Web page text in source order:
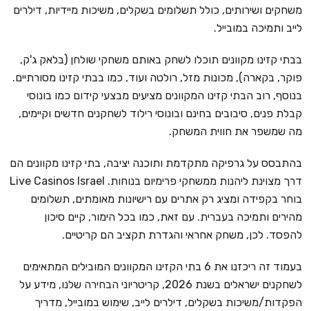
משחקים ושירותים, כולל תשלומים בשקלים, משיכות מיידיות, דילרים
לייב ותמיכה במובייל.
בבתי קזינו מקוונים תוכלו לשחק באותם משחקי שולחן (בלאק ג'ק,
פוקר, בקארה), מכונות מזל, רולטה ועוד, כמו בבתי קזינו מסורתיים.
בנוסף, רוב הבתי קזינו המקוונים מציעים מבצעי קידום כמו בונוסי
קבלת פנים, סיבובים בחינם ובונוסי רילוד לשחקנים חדשים וקיימים,
מה שמשפר את חווית המשחק.
בהתבסס על גרפיקה מתקדמת ותוכנה יציבה, בתי קזינו מקוונים הם
דרך מצוינת ליהנות ממשחקי פרימיום בנוחות. Live Casinos Israel
בוחר בקפידה ומציג רק אתרים עם רישיונות מאומתים, תשלומים
מהירים ותמיכה בעברית. עם זאת, כמו בכל הימור, קיים סיכון
להפסד. לכן, משחק אחראי והגדרת תקציב הם קריטיים.
בעמוד זה ריכזנו את 6 בתי הקזינו המקוונים המובילים המתאימים
לשחקנים ישראלים בשנת 2026, קריטריוני הבחירה שלנו, מידע על
הפקדות/משיכות בשקלים, דילרים לייב, שימוש במובייל, מדריך